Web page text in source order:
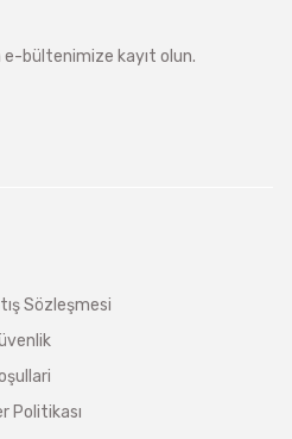
e-bültenimize kayıt olun.
Sözleşmesi
Politikası